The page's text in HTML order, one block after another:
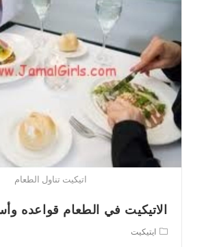
اتيكيت تناول الطعام
الاتيكيت في الطعام قواعده
Postايتيكيت